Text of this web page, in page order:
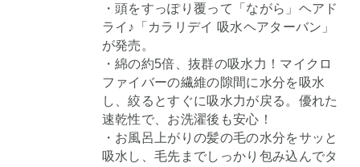
・頭をすっぽり覆って「ながら」ヘアド
ライ♪「カラリデイ 吸水ヘアターバン」
が発売。
・綿の約5倍、抜群の吸水力！マイクロ
ファイバーの繊維の隙間に水分を吸水
し、絞るとすぐに吸水力が戻る。優れた
速乾性で、お洗濯後も安心！
・お風呂上がりの髪の毛の水分をサッと
吸水し、毛先までしっかり包み込んでタ